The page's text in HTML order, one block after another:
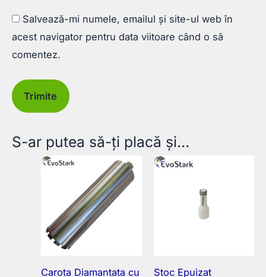
Salvează-mi numele, emailul și site-ul web în
acest navigator pentru data viitoare când o să
comentez.
S-ar putea să-ți placă și…
Carota Diamantata cu
Stoc Epuizat